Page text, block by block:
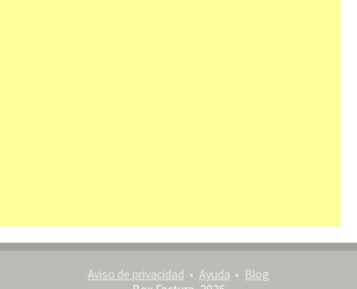
Aviso de privacidad Ayuda
Blog